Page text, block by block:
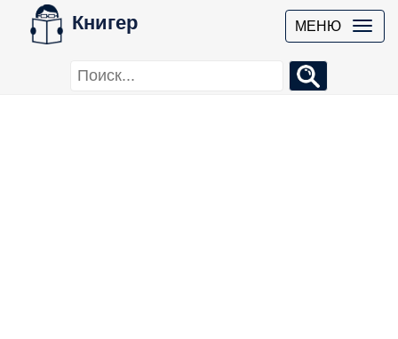
Книгер МЕНЮ